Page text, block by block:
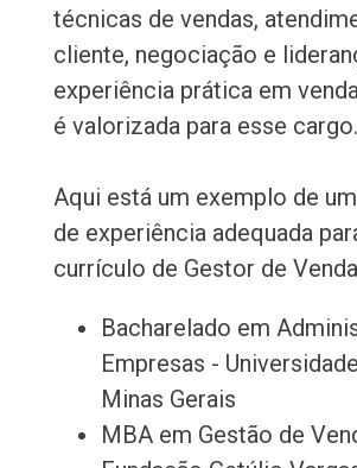
técnicas de vendas,
cliente, negociação e
experiência prática em
é valorizada para esse cargo.
Aqui está um exemplo de
de experiência adequada
currículo de Gestor de
Bacharelado em
Empresas -
Minas Gerais
MBA em Gestão de